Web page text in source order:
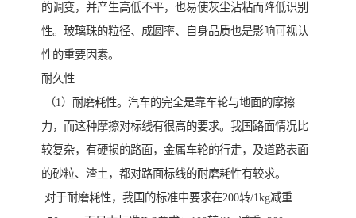
的调变，并产生高低不平，也易使灰尘沾粘而降低识别
性。玻璃珠的粒径、成圆率、自身品质也是影响可视认
性的重要因素。
耐久性
（1）耐磨耗性。汽车的完全是靠车轮与地面的摩擦
力，而这种摩擦对标线有很高的要求。我国路面情况比
较复杂，有硬损的路面，金属车轮的行走，及道路表面
的砂粒、渣土，都对路面标线的耐磨耗性有较求。
对于耐磨耗性，我国的标准中要求在200转/1kg减重